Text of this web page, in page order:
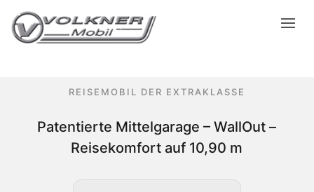
REISEMOBIL DER EXTRAKLASSE
Patentierte Mittelgarage – WallOut –
Reisekomfort auf 10,90 m